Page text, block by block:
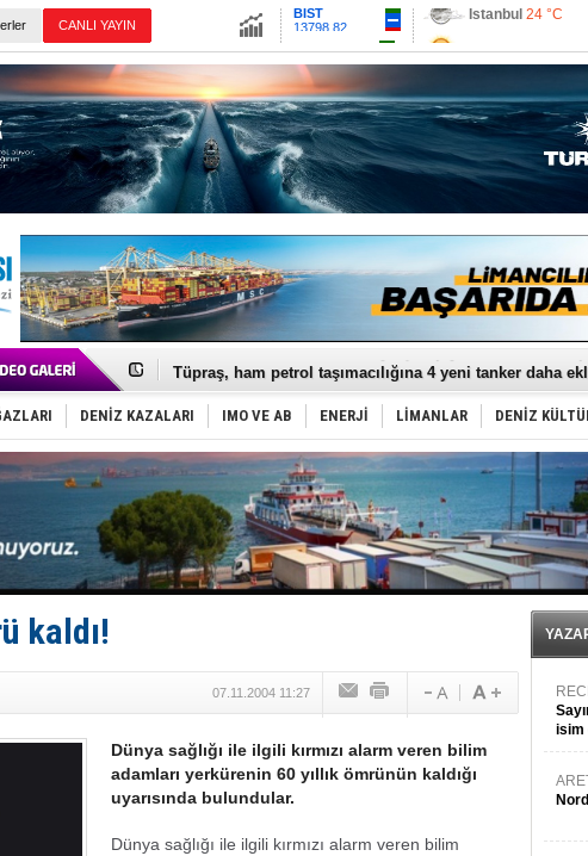
CANLI YAYIN
Altın6524.77
Euro54.9745 Antalya24 °C
Muğla 20 °C
Çanakkale 23 °C
Anadolu Tersanesi EYDEP’te A sertifikası alan ilk
Tüpraş, ham petrol taşımacılığına 4 yeni tanker daha
İTU AUV, Dünya’da 2. oldu!
LNG taşımacılığında maliyetler katlandı
PROYAD, yat mürettebatı için yurt dışı harcı için
Türkiye-Irak enerji hattında yeni dönem başlıyor
Türk Armatöre 'Uyuşturucu' tutuklaması!
Deniz turizminde yeni ‘Ceza Rejimi’!
DÖDER, 28. Dönem Yönetim Kurulu Başkanını seçti!
Fairline, Türkiye’de ‘SoleMarin’i seçti
Baltık Denizi'nde tarih yazıldı!
Runit kubbesi okyanusun derinliklerinde halkı tehdit
DENİZ KAZALARI IMO VE AB ENERJİ LİMANLAR DENİZ
kaldı!
07.11.2004 11:27
Dünya sağlığı ile ilgili kırmızı alarm veren bilim
adamları yerkürenin 60 yıllık ömrünün kaldığı
uyarısında bulundular.
Dünya sağlığı ile ilgili kırmızı alarm veren bilim
isim